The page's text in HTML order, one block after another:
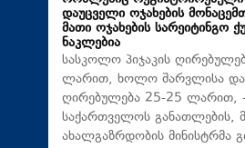
დაუცველი ოჯახების
მათი ოჯახების სარეიტინგო
ნაკლებია
სასკოლო პიჯაკის
ლარით, ხოლო შარვლისა და
ღირებულება 25-25 ლარით, -
საქართველოს განათლების,
ახალგაზრდობის მინისტრმა